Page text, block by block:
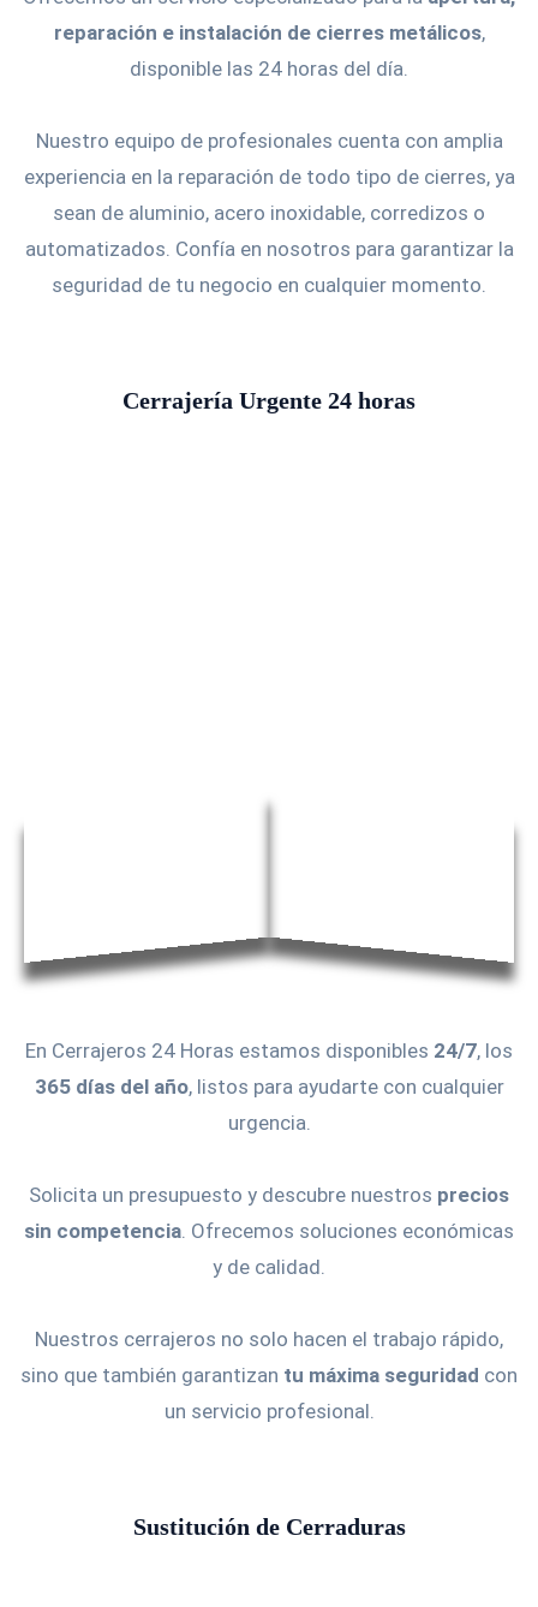
reparación e instalación de cierres metálicos,
disponible las 24 horas del día.
Nuestro equipo de profesionales cuenta con amplia
experiencia en la reparación de todo tipo de cierres, ya
sean de aluminio, acero inoxidable, corredizos o
automatizados. Confía en nosotros para garantizar la
seguridad de tu negocio en cualquier momento.
Cerrajería Urgente 24 horas
En Cerrajeros 24 Horas estamos disponibles 24/7, los
365 días del año, listos para ayudarte con cualquier
urgencia.
Solicita un presupuesto y descubre nuestros precios
sin competencia. Ofrecemos soluciones económicas
y de calidad.
Nuestros cerrajeros no solo hacen el trabajo rápido,
sino que también garantizan tu máxima seguridad con
un servicio profesional.
Sustitución de Cerraduras